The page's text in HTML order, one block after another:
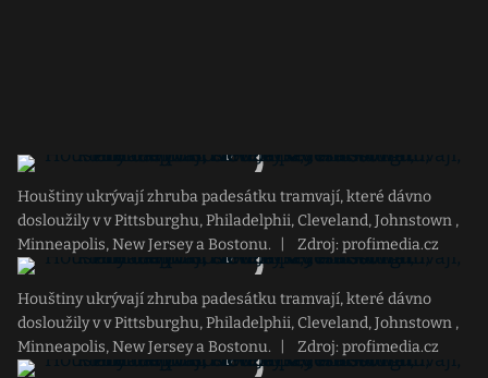
Houštiny ukrývají zhruba padesátku tramvají, které dávno
dosloužily v v Pittsburghu, Philadelphii, Cleveland, Johnstown ,
Minneapolis, New Jersey a Bostonu.
Zdroj: profimedia.cz
Houštiny ukrývají zhruba padesátku tramvají, které dávno
dosloužily v v Pittsburghu, Philadelphii, Cleveland, Johnstown ,
Minneapolis, New Jersey a Bostonu.
Zdroj: profimedia.cz